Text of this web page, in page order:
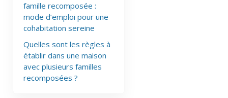
famille recomposée :
mode d’emploi pour une
cohabitation sereine
Quelles sont les règles à
établir dans une maison
avec plusieurs familles
recomposées ?